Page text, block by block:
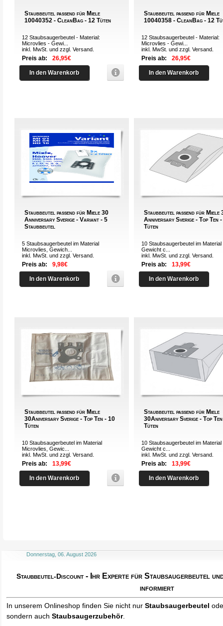
Staubbeutel passend für Miele
10040352 - CleanBag - 12 Tüten
12 Staubsaugerbeutel - Material:
Microvlies - Gewi...
inkl. MwSt. und zzgl.Versand
Preis ab: 26,95€
In den Warenkorb
Staubbeutel passend für Miele
10040358 - CleanBag - 12
12 Staubsaugerbeutel - Material:
Microvlies - Gewi...
inkl. MwSt. und zzgl.Versand
Preis ab: 26,95€
In den Warenkorb
Staubbeutel passend für Miele 30
Anniversary Sverige - Variant - 5
Staubbeutel
5 Staubsaugerbeutel im Material
Microvlies, Gewich...
inkl. MwSt. und zzgl.Versand
Preis ab: 9,98€
In den Warenkorb
Staubbeutel passend für Miele
Anniversary Sverige - Top Ten
Tüten
10 Staubsaugerbeutel im Material
Gewicht c...
inkl. MwSt. und zzgl.Versand
Preis ab: 13,99€
In den Warenkorb
Staubbeutel passend für Miele
30Aniversary Sverige - Top Ten - 10
Tüten
10 Staubsaugerbeutel im Material
Microvlies, Gewic...
inkl. MwSt. und zzgl.Versand
Preis ab: 13,99€
In den Warenkorb
Staubbeutel passend für Miele
30Aniversary Sverige - Top
Tüten
10 Staubsaugerbeutel im Material
Gewicht c...
inkl. MwSt. und zzgl.Versand
Preis ab: 13,99€
In den Warenkorb
Donnerstag, 06. August 2026
Staubbeutel-Discount - Ihr Experte für Staubsaugerbeutel
informiert
In unserem Onlineshop finden Sie nicht nurStaubsaugerbeutel
sondern auchStaubsaugerzubehör.